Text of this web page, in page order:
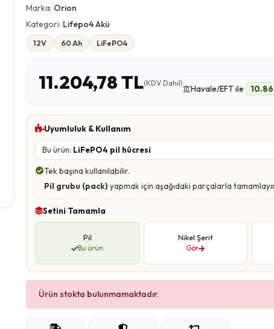
Marka: Orion
Kategori: Lifepo4 Akü
12V 60 Ah LiFePO4
11.204,78 TL(KDV Dahil)
Havale/EFT ile
Uyumluluk & Kullanım
Bu ürün: LiFePO4 pil hücresi
Tek başına kullanılabilir.
Pil grubu (pack) yapmak için aşağıdaki parçalarla
Setini Tamamla
Pil
Bu ürün
Nikel Şerit
Gör
Ürün stokta bulunmamaktadır.